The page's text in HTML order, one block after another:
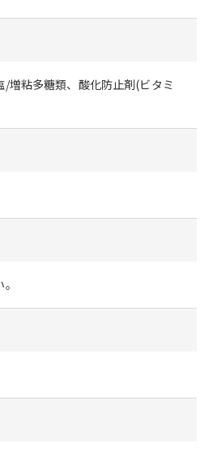
/増粘多糖類、酸化防止剤(ビタミ